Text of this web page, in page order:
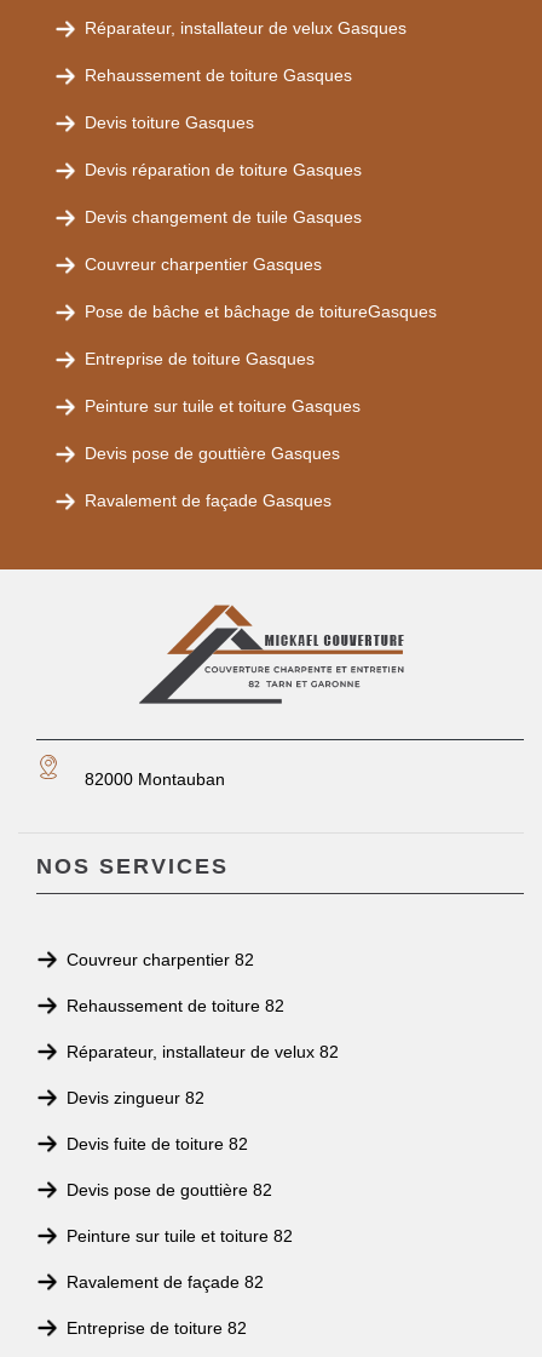
Réparateur, installateur de velux Gasques
Rehaussement de toiture Gasques
Devis toiture Gasques
Devis réparation de toiture Gasques
Devis changement de tuile Gasques
Couvreur charpentier Gasques
Pose de bâche et bâchage de toitureGasques
Entreprise de toiture Gasques
Peinture sur tuile et toiture Gasques
Devis pose de gouttière Gasques
Ravalement de façade Gasques
82000 Montauban
NOS SERVICES
Couvreur charpentier 82
Rehaussement de toiture 82
Réparateur, installateur de velux 82
Devis zingueur 82
Devis fuite de toiture 82
Devis pose de gouttière 82
Peinture sur tuile et toiture 82
Ravalement de façade 82
Entreprise de toiture 82